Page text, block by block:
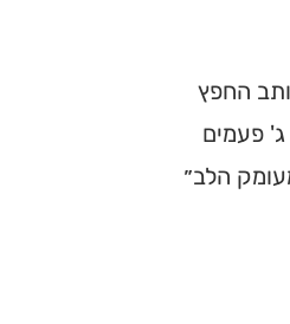
החפץ
פעמים
הלב״